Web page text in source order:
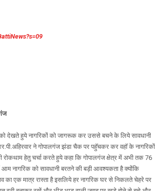
देखते हुये नागरिकों को जागरूक कर उससे बचने के लिये सावधानी
ने गोपालगंज झंडा चैक पर पहुॅचकर कर वहाॅ के नागरिकों
हेतु चर्चा करते हुये कहा कि गोपालगंज क्षेत्र में अभी तक 76
नागरिक को सावधानी बरतने की बड़ी आवश्यकता है क्योंकि
का एक मात्र रास्ता है इसलिये हर नागरिक घर से निकलते चेहरे पर